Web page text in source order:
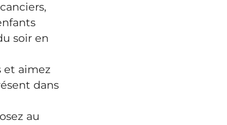
soir en
et aimez
dans
au